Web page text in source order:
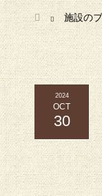
ホーム施設の
2024
OCT
30